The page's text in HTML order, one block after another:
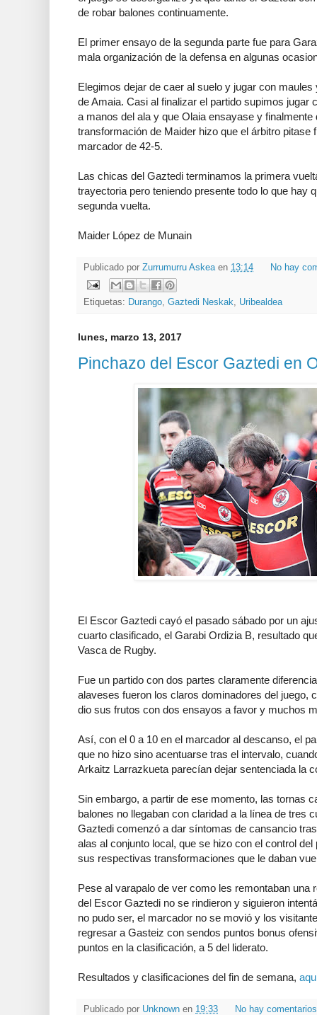
de robar balones continuamente.
El primer ensayo de la segunda parte fue para
mala organización de la defensa en algunas
Elegimos dejar de caer al suelo y jugar con
de Amaia. Casi al finalizar el partido supimos jugar
a manos del ala y que Olaia ensayase y
transformación de Maider hizo que el árbitro pitase
marcador de 42-5.
Las chicas del Gaztedi terminamos la primera
trayectoria pero teniendo presente todo lo que hay
segunda vuelta.
Maider López de Munain
Publicado por Zurrumurru Askea en 13:14 No hay
Etiquetas: Durango Gaztedi Neskak Uribealdea
lunes, marzo 13, 2017
Pinchazo del Escor Gaztedi en
El Escor Gaztedi cayó el pasado sábado por un
cuarto clasificado, el Garabi Ordizia B, resultado
Vasca de Rugby.
Fue un partido con dos partes claramente
alaveses fueron los claros dominadores del juego,
dio sus frutos con dos ensayos a favor y muchos
Así, con el 0 a 10 en el marcador al descanso, el
que no hizo sino acentuarse tras el intervalo,
Arkaitz Larrazkueta parecían dejar sentenciada la
Sin embargo, a partir de ese momento, las tornas
balones no llegaban con claridad a la línea de tres
Gaztedi comenzó a dar síntomas de cansancio
alas al conjunto local, que se hizo con el control
sus respectivas transformaciones que le daban
Pese al varapalo de ver como les remontaban una
del Escor Gaztedi no se rindieron y siguieron
no pudo ser, el marcador no se movió y los
regresar a Gasteiz con sendos puntos bonus
puntos en la clasificación, a 5 del liderato.
Resultados y clasificaciones del fin de semana,
Publicado por Unknown en 19:33 No hay